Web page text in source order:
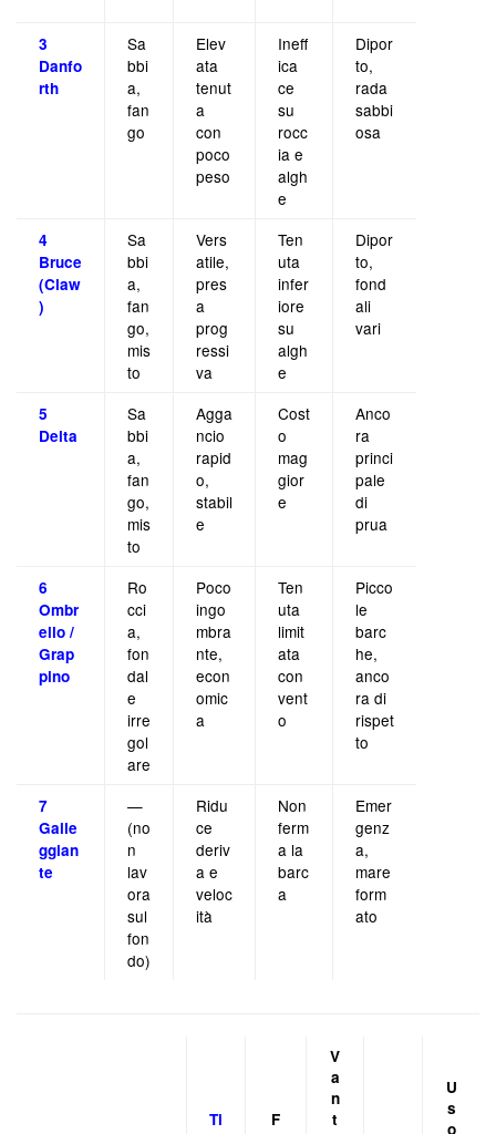
3
Danfo
rth
Sa
bbi
a,
fan
go
Elev
ata
tenut
a
con
poco
peso
Ineff
ica
ce
su
rocc
ia e
algh
e
Dipor
to,
rada
sabbi
osa
4
Bruce
(Claw
)
Sa
bbi
a,
fan
go,
mis
to
Vers
atile,
pres
a
prog
ressi
va
Ten
uta
infer
iore
su
algh
e
Dipor
to,
fond
ali
vari
5
Delta
Sa
bbi
a,
fan
go,
mis
to
Agga
ncio
rapid
o,
stabil
e
Cost
o
mag
gior
e
Anco
ra
princi
pale
di
prua
6
Ombr
ello /
Grap
pino
Ro
cci
a,
fon
dal
e
irre
gol
are
Poco
ingo
mbra
nte,
econ
omic
a
Ten
uta
limit
ata
con
vent
o
Picco
le
barc
he,
anco
ra di
rispet
to
7
Galle
ggian
te
—
(no
n
lav
ora
sul
fon
do)
Ridu
ce
deriv
a e
veloc
ità
Non
ferm
a la
barc
a
Emer
genz
a,
mare
form
ato
Ti
F
V
a
n
t
U
s
o